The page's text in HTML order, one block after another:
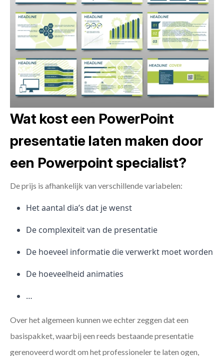
Wat kost een PowerPoint
presentatie laten maken door
een Powerpoint specialist?
De prijs is afhankelijk van verschillende variabelen:
Het aantal dia’s dat je wenst
De complexiteit van de presentatie
De hoeveel informatie die verwerkt moet worden
De hoeveelheid animaties
…
Over het algemeen kunnen we echter zeggen dat een
basispakket, waarbij een reeds bestaande presentatie
gerenoveerd wordt om het professioneler te laten ogen,